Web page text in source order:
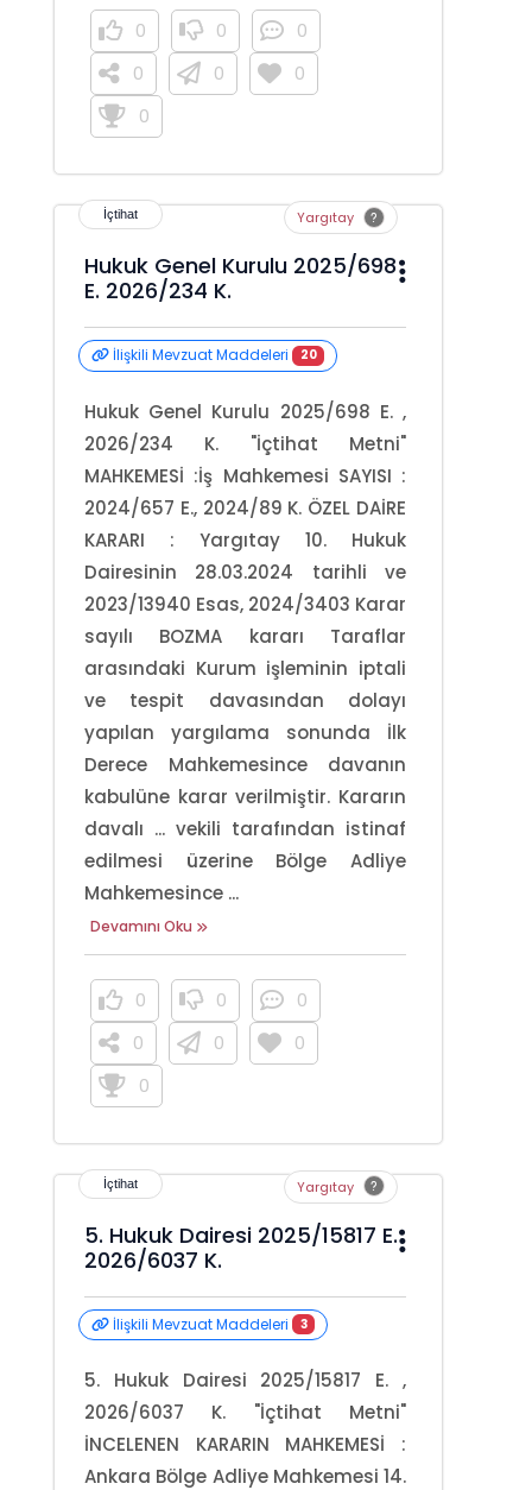
0 0
0
0
0
0
0
Yargıtay
Hukuk Genel Kurulu 2025/698
E. 2026/234 K.
İlişkili Mevzuat Maddeleri 20
Hukuk Genel Kurulu 2025/698 E. ,
2026/234 K. "İçtihat Metni"
MAHKEMESİ :İş Mahkemesi SAYISI :
2024/657 E., 2024/89 K. ÖZEL DAİRE
KARARI : Yargıtay 10. Hukuk
Dairesinin 28.03.2024 tarihli ve
2023/13940 Esas, 2024/3403 Karar
sayılı BOZMA kararı Taraflar
arasındaki Kurum işleminin iptali
ve tespit davasından dolayı
yapılan yargılama sonunda İlk
Derece Mahkemesince davanın
kabulüne karar verilmiştir. Kararın
davalı ... vekili tarafından istinaf
edilmesi üzerine Bölge Adliye
Mahkemesince ...
Devamını Oku
0 0
0
0
0
0
0
Yargıtay
5. Hukuk Dairesi 2025/15817 E.
2026/6037 K.
İlişkili Mevzuat Maddeleri 3
5. Hukuk Dairesi 2025/15817 E. ,
2026/6037 K. "İçtihat Metni"
İNCELENEN KARARIN MAHKEMESİ :
Ankara Bölge Adliye Mahkemesi 14.